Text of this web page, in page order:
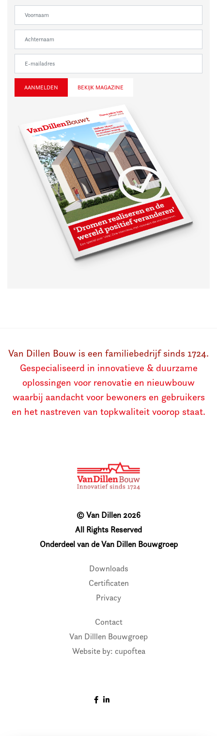
BEKIJK MAGAZINE
Van Dillen Bouw is een familiebedrijf sinds 1724.
Gespecialiseerd in innovatieve & duurzame
oplossingen voor renovatie en nieuwbouw
waarbij aandacht voor bewoners en gebruikers
en het nastreven van topkwaliteit voorop staat.
© Van Dillen 2026
All Rights Reserved
Onderdeel van de Van Dillen Bouwgroep
Downloads
Certificaten
Privacy
Contact
Van Dilllen Bouwgroep
Website by: cupoftea